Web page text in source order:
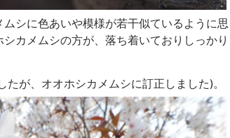
シに色あいや模様が若干似ているように
カメムシの方が、落ち着いておりしっか
が、オオホシカメムシに訂正しました)。